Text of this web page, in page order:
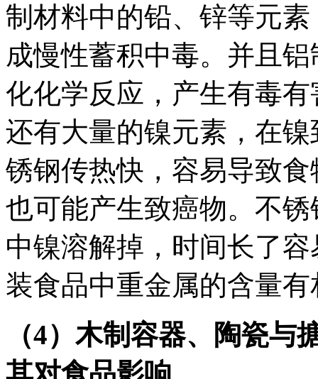
制材料中的铅、锌等元
成慢性蓄积中毒。并且
化化学反应，产生有毒
还有大量的镍元素，在
锈钢传热快，容易导致
也可能产生致癌物。不
中镍溶解掉，时间长了
装食品中重金属的含量
（4）木制容器、陶瓷
其对食品影响